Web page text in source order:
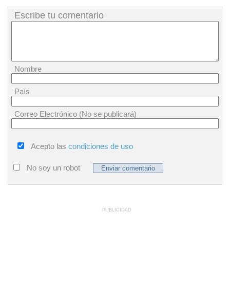
Escribe tu comentario
Nombre
País
Correo Electrónico (No se publicará)
Acepto las condiciones de uso
No soy un robot
PUBLICIDAD